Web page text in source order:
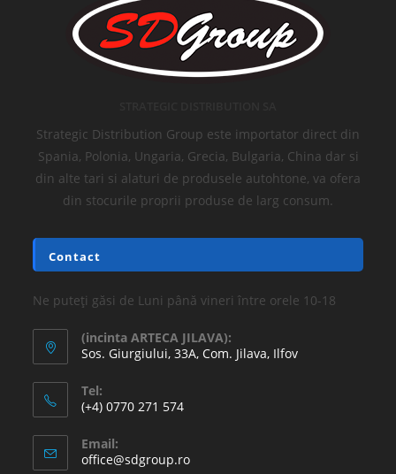
Strategic Distribution Group este importator direct din
Spania, Polonia, Ungaria, Grecia, Bulgaria, China dar si
din alte tari si alaturi de produsele autohtone, va ofera
din stocurile proprii produse de larg consum.
Contact
Ne puteți găsi de Luni până vineri între orele 10-18
(incinta ARTECA JILAVA):
Sos. Giurgiului, 33A, Com. Jilava, Ilfov
Tel:
(+4) 0770 271 574
Email:
office@sdgroup.ro